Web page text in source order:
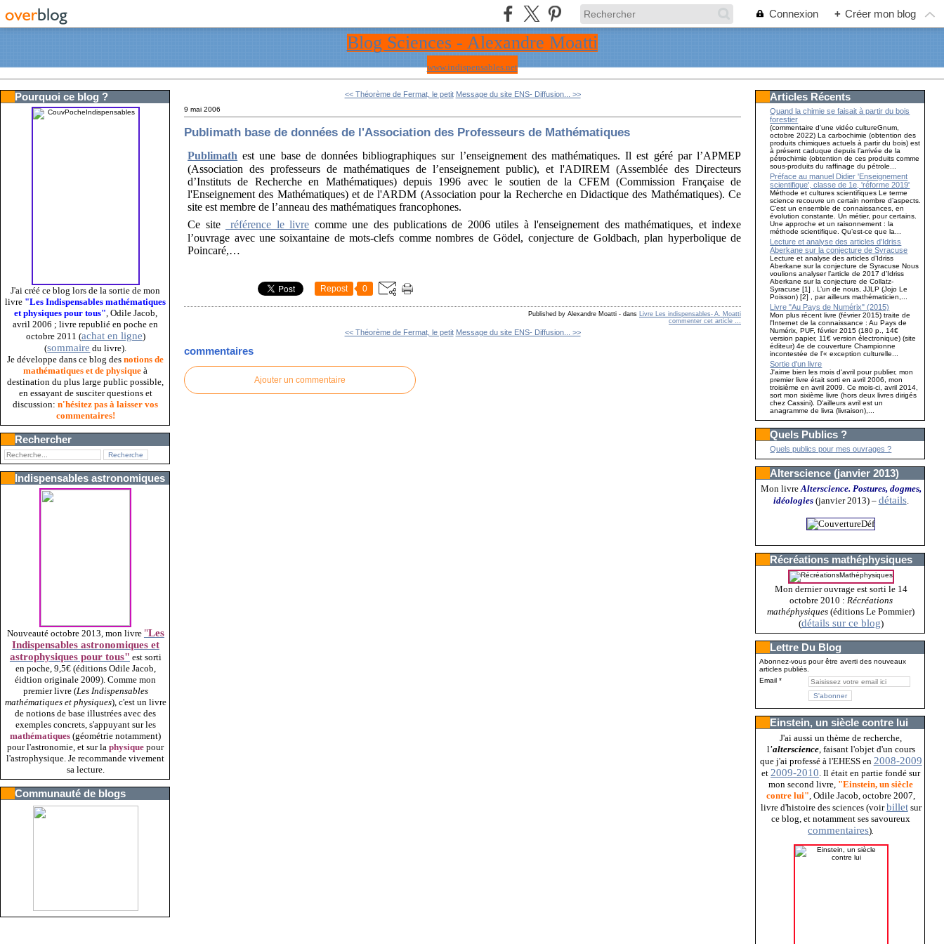
Connexion + Créer mon blog
Blog Sciences - Alexandre Moatti
www.indispensables.net
Pourquoi ce blog ?
J'ai créé ce blog lors de la sortie de mon
livre "Les Indispensables mathématiques
et physiques pour tous", Odile Jacob,
avril 2006 ; livre republié en poche en
octobre 2011 (achat en ligne)
(sommaire du livre).
Je développe dans ce blog desnotions de
mathématiques et de physique à
destination du plus large public possible,
en essayant de susciter questions et
discussion: n'hésitez pas à laisser vos
commentaires!
Rechercher
Indispensables astronomiques
Nouveauté octobre 2013, mon livre "Les
Indispensables astronomiques et
astrophysiques pour tous" est sorti
en poche, 9,5€ (éditions Odile Jacob,
éidtion originale 2009). Comme mon
premier livre (Les Indispensables
mathématiques et physiques), c'est un livre
de notions de base illustrées avec des
exemples concrets, s'appuyant sur les
mathématiques (géométrie notamment)
pour l'astronomie, et sur laphysique pour
l'astrophysique. Je recommande vivement
sa lecture.
Communauté de blogs
<< Théorème de Fermat, le petit Message du site ENS- Diffusion... >>
9 mai 2006
Publimath base de données de l'Association des Professeurs de Mathématiques
Publimath est une base de données bibliographiques sur l’enseignement des mathématiques. Il est géré par l’APMEP
(Association des professeurs de mathématiques de l’enseignement public), et l'ADIREM (Assemblée des Directeurs
d’Instituts de Recherche en Mathématiques) depuis 1996 avec le soutien de la CFEM (Commission Française de
l'Enseignement des Mathématiques) et de l'ARDM (Association pour la Recherche en Didactique des Mathématiques). Ce
site est membre de l’anneau des mathématiques francophones.
Ce site
référence le livre comme une des publications de 2006 utiles à l'enseignement des mathématiques, et indexe
l’ouvrage avec une soixantaine de mots-clefs comme nombres de Gödel, conjecture de Goldbach, plan hyperbolique de
Poincaré,…
Repost 0
Published by Alexandre Moatti - dans
Livre Les indispensables- A. Moatti
commenter cet article
<< Théorème de Fermat, le petit Message du site ENS- Diffusion... >>
commentaires
Ajouter un commentaire
Articles Récents
Quand la chimie se faisait à partir du bois
forestier
(commentaire d'une vidéo cultureGnum,
octobre 2022) La carbochimie (obtention des
produits chimiques actuels à partir du bois) est
à présent caduque depuis l’arrivée de la
pétrochimie (obtention de ces produits comme
sous-produits du raffinage du pétrole...
Préface au manuel Didier 'Enseignement
scientifique', classe de 1e, 'réforme 2019'
Méthode et cultures scientifiques Le terme
science recouvre un certain nombre d’aspects.
C’est un ensemble de connaissances, en
évolution constante. Un métier, pour certains.
Une approche et un raisonnement : la
méthode scientifique. Qu’est-ce que la...
Lecture et analyse des articles d’Idriss
Aberkane sur la conjecture de Syracuse
Lecture et analyse des articles d’Idriss
Aberkane sur la conjecture de Syracuse Nous
voulions analyser l’article de 2017 d’Idriss
Aberkane sur la conjecture de Collatz-
Syracuse [1] . L’un de nous, JJLP (Jojo Le
Poisson) [2] , par ailleurs mathématicien,...
Livre "Au Pays de Numérix" (2015)
Mon plus récent livre (février 2015) traite de
l'Internet de la connaissance : Au Pays de
Numérix, PUF, février 2015 (180 p., 14€
version papier, 11€ version électronique) (site
éditeur) 4e de couverture Championne
incontestée de l’« exception culturelle...
Sortie d'un livre
J'aime bien les mois d'avril pour publier, mon
premier livre était sorti en avril 2006, mon
troisième en avril 2009. Ce mois-ci, avril 2014,
sort mon sixième livre (hors deux livres dirigés
chez Cassini). D'ailleurs avril est un
anagramme de livra (livraison),...
Quels Publics ?
Quels publics pour mes ouvrages ?
Alterscience (janvier 2013)
Mon livreAlterscience. Postures, dogmes,
idéologies(janvier 2013) – détails.
Récréations mathéphysiques
Mon dernier ouvrage est sorti le 14
octobre 2010 : Récréations
mathéphysiques (éditions Le Pommier)
(détails sur ce blog)
Lettre Du Blog
Abonnez-vous pour être averti des nouveaux
articles publiés.
Email
Einstein, un siècle contre lui
J'ai aussi un thème de recherche,
l'alterscience, faisant l'objet d'un cours
que j'ai professé à l'EHESS en 2008-2009
et2009-2010. Il était en partie fondé sur
mon second livre, "Einstein, un siècle
contre lui", Odile Jacob, octobre 2007,
livre d'histoire des sciences (voirbilletsur
ce blog, et notamment ses savoureux
commentaires)